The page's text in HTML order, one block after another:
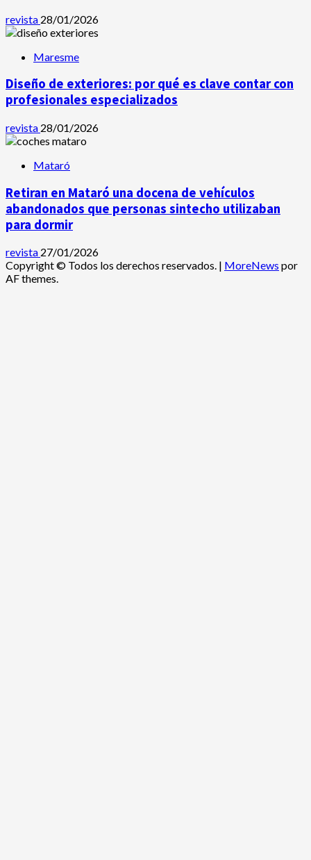
revista 28/01/2026
Maresme
Diseño de exteriores: por qué es clave contar con
profesionales especializados
revista 28/01/2026
Mataró
Retiran en Mataró una docena de vehículos
abandonados que personas sintecho utilizaban
para dormir
revista 27/01/2026
Copyright © Todos los derechos reservados. | MoreNews por
AF themes.